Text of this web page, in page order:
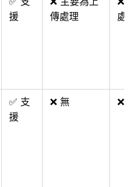
援
傳處理
處
✅ 支
援
❌ 無 ❌